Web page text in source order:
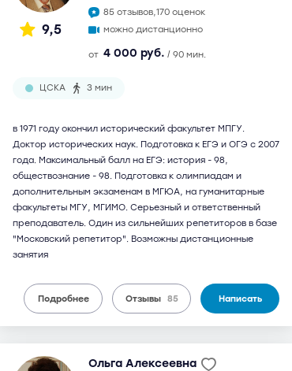
9,5
85 отзывов,170 оценок
можно дистанционно
от 4 000 руб. / 90 мин.
ЦСКА 3 мин
в 1971 году окончил исторический факультет МПГУ.
Доктор исторических наук. Подготовка к ЕГЭ и ОГЭ с 2007
года. Максимальный балл на ЕГЭ: история - 98,
обществознание - 98. Подготовка к олимпиадам и
дополнительным экзаменам в МГЮА, на гуманитарные
факультеты МГУ, МГИМО. Серьезный и ответственный
преподаватель. Один из сильнейших репетиторов в базе
"Московский репетитор". Возможны дистанционные
занятия
Подробнее Отзывы 85 Написать
Ольга Алексеевна